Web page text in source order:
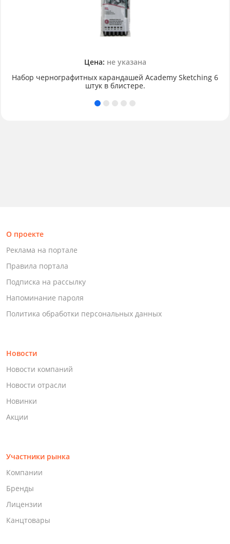
Цена: не указана
Набор чернографитных карандашей Academy Sketching 6
штук в блистере.
О проекте
Реклама на портале
Правила портала
Подписка на рассылку
Напоминание пароля
Политика обработки персональных данных
Новости
Новости компаний
Новости отрасли
Новинки
Акции
Участники рынка
Компании
Бренды
Лицензии
Канцтовары